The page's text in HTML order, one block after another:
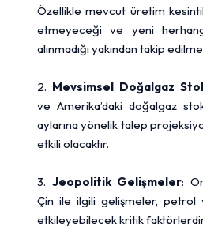
Özellikle mevcut üretim
etmeyeceği ve yeni
alınmadığı yakından takip
2. Mevsimsel Doğalgaz
ve Amerika’daki doğalgaz
aylarına yönelik talep
etkili olacaktır.
3. Jeopolitik Gelişmeler:
Çin ile ilgili gelişmeler, petrol
etkileyebilecek kritik